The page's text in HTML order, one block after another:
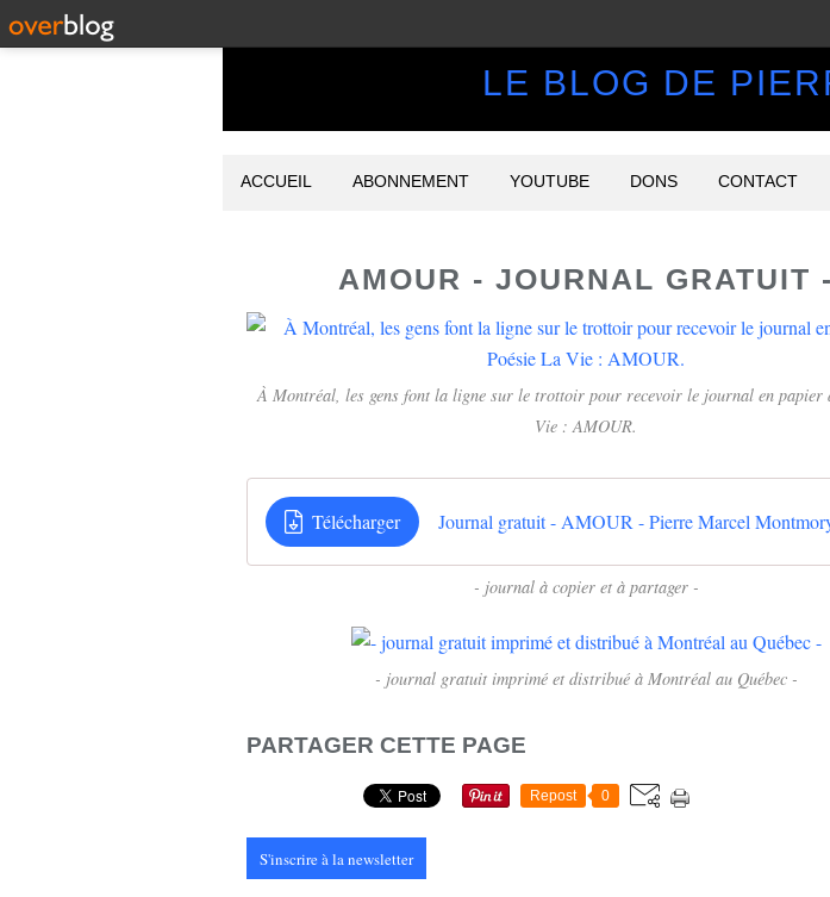
LE BLOG DE
ACCUEIL ABONNEMENT YOUTUBE DONS CONTACT
AMOUR - JOURNAL GRATUIT -
À Montréal, les gens font la ligne sur le trottoir pour recevoir le journal en papier
Vie : AMOUR.
Télécharger Journal gratuit - AMOUR - Pierre Marcel
- journal à copier et à partager -
- journal gratuit imprimé et distribué à Montréal au Québec -
PARTAGER CETTE PAGE
Repost 0
S'inscrire à la newsletter